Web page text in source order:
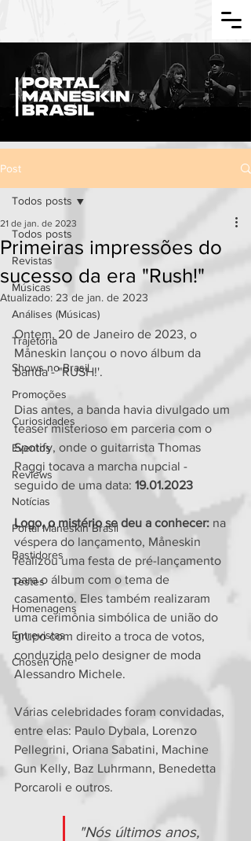
Post
Todos posts
Revistas
Músicas
Análises (Músicas)
Trajetória
Shows no Brasil
Promoções
Curiosidades
Eventos
Reviews
Notícias
Portal Måneskin Brasil
Bastidores
Testes
Homenagens
Entrevistas
Chosen One
Todos posts
Primeiras impressões do
sucesso da era "Rush!"
21 de jan. de 2023
Atualizado: 23 de jan. de 2023
Ontem, 20 de Janeiro de 2023, o
Måneskin lançou o novo álbum da
banda - "RUSH!'.
Dias antes, a banda havia divulgado um
teaser misterioso em parceria com o
Spotify, onde o guitarrista Thomas
Raggi tocava a marcha nupcial -
seguido de uma data: 19.01.2023
Logo, o mistério se deu a conhecer: na
véspera do lançamento, Måneskin
realizou uma festa de pré-lançamento
para o álbum com o tema de
casamento. Eles também realizaram
uma cerimônia simbólica de união do
grupo com direito a troca de votos,
conduzida pelo designer de moda
Alessandro Michele.
Várias celebridades foram convidadas,
entre elas: Paulo Dybala, Lorenzo
Pellegrini, Oriana Sabatini, Machine
Gun Kelly, Baz Luhrmann, Benedetta
Porcaroli e outros.
"Nós últimos anos,